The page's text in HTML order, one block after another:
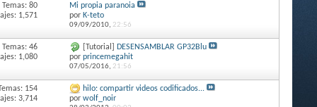
Temas: 80
1,571
Mi propia paranoia
por K-teto
09/09/2010, 22:56
Temas: 46
1,080
[Tutorial]
DESENSAMBLAR GP32Blu
por princemegahit
07/05/2016, 21:56
154
3,714
hilo: compartir videos codificados...
por wolf_noir